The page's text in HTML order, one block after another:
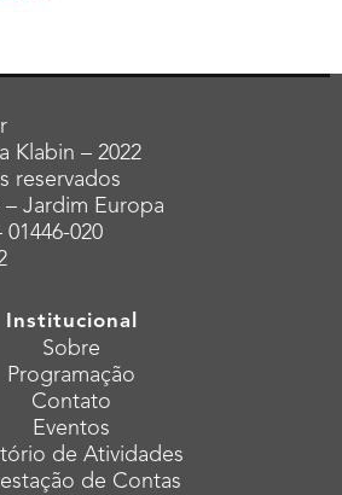
Klabin – 2022
reservados
– Jardim Europa
01446-020
Institucional
Sobre
Programação
Contato
Eventos
de Atividades
de Contas